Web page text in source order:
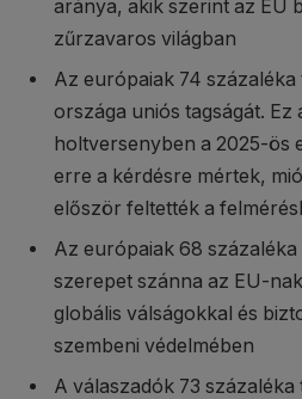
aránya, akik szerint az EU
zűrzavaros világban
Az európaiak 74
országa uniós tagságát. Ez
holtversenyben a 2025-ös
erre a kérdésre mértek,
először feltették a
Az európaiak 68
szerepet szánna az EU-
globális válságokkal és
szembeni védelmében
A válaszadók 73